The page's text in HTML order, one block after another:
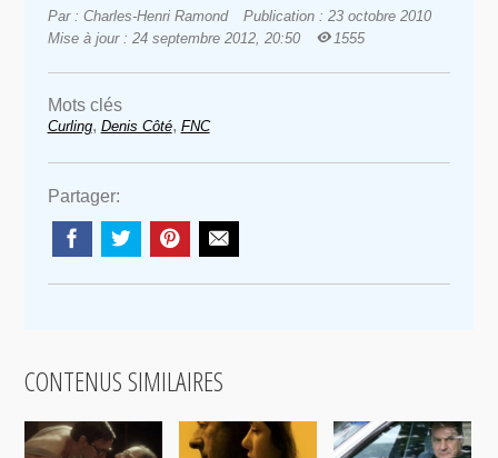
Par : Charles-Henri Ramond
Publication : 23 octobre 2010
Mise à jour : 24 septembre 2012, 20:50
1555
Mots clés
Curling, Denis Côté, FNC
Partager:
CONTENUS SIMILAIRES